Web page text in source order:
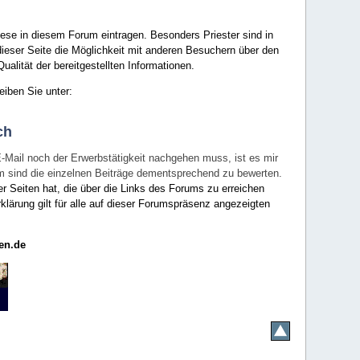
in diesem Forum eintragen. Besonders Priester sind in
Seite die Möglichkeit mit anderen Besuchern über den
der bereitgestellten Informationen.
Sie unter:
noch der Erwerbstätigkeit nachgehen muss, ist es mir
die einzelnen Beiträge dementsprechend zu bewerten.
Seiten hat, die über die Links des Forums zu erreichen
gilt für alle auf dieser Forumspräsenz angezeigten